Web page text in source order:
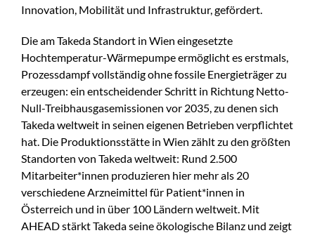
Innovation, Mobilität und Infrastruktur, gefördert.
Die am Takeda Standort in Wien eingesetzte
Hochtemperatur-Wärmepumpe ermöglicht es erstmals,
Prozessdampf vollständig ohne fossile Energieträger zu
erzeugen: ein entscheidender Schritt in Richtung Netto-
Null-Treibhausgasemissionen vor 2035, zu denen sich
Takeda weltweit in seinen eigenen Betrieben verpflichtet
hat. Die Produktionsstätte in Wien zählt zu den größten
Standorten von Takeda weltweit: Rund 2.500
Mitarbeiter*innen produzieren hier mehr als 20
verschiedene Arzneimittel für Patient*innen in
Österreich und in über 100 Ländern weltweit. Mit
AHEAD stärkt Takeda seine ökologische Bilanz und zeigt